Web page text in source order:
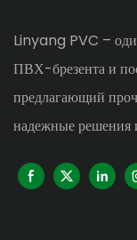
Linyang PVC –
ПВХ-брезента и
предлагающий
надежные